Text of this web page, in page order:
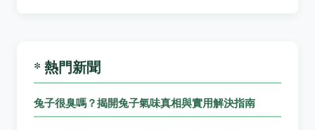
* 熱門新聞
兔子很臭嗎？揭開兔子氣味真相與實用解決指南